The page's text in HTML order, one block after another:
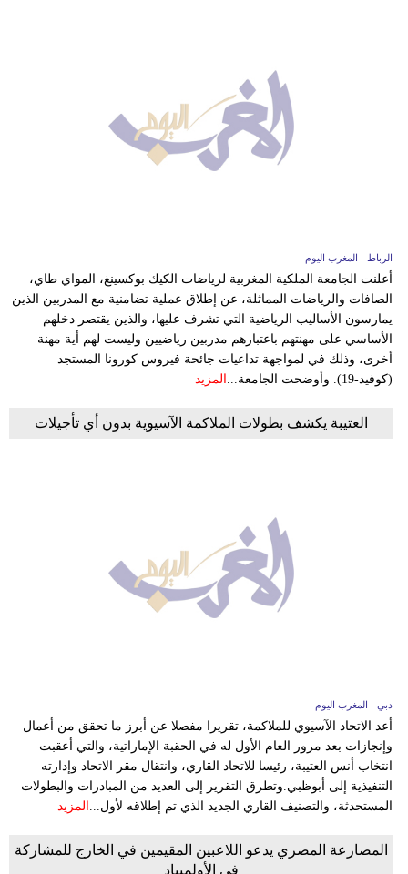
الرباط - المغرب اليوم
أعلنت الجامعة الملكية المغربية لرياضات الكيك بوكسينغ، المواي طاي،
الصافات والرياضات المماثلة، عن إطلاق عملية تضامنية مع المدربين الذين
يمارسون الأساليب الرياضية التي تشرف عليها، والذين يقتصر دخلهم
الأساسي على مهنتهم باعتبارهم مدربين رياضيين وليست لهم أية مهنة
أخرى، وذلك في لمواجهة تداعيات جائحة فيروس كورونا المستجد
(كوفيد-19). وأوضحت الجامعة...
المزيد
العتيبة يكشف بطولات الملاكمة الآسيوية بدون أي تأجيلات
دبي - المغرب اليوم
أعد الاتحاد الآسيوي للملاكمة، تقريرا مفصلا عن أبرز ما تحقق من أعمال
وإنجازات بعد مرور العام الأول له في الحقبة الإماراتية، والتي أعقبت
انتخاب أنس العتيبة، رئيسا للاتحاد القاري، وانتقال مقر الاتحاد وإدارته
التنفيذية إلى أبوظبي.وتطرق التقرير إلى العديد من المبادرات والبطولات
المستحدثة، والتصنيف القاري الجديد الذي تم إطلاقه لأول... المزيد
المصارعة المصري يدعو اللاعبين المقيمين في الخارج للمشاركة
في الأولمبياد